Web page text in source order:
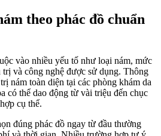
theo phác đồ chuẩn
vào nhiều yếu tố như loại nám, mức
trị và công nghệ được sử dụng. Thông
nám toàn diện tại các phòng khám da
có thể dao động từ vài triệu đến chục
cụ thể.
đúng phác đồ ngay từ đầu thường